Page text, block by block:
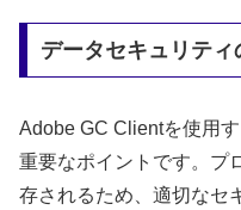
データセキュリティ
Adobe GC Clientを使用
重要なポイントです。プ
存されるため、適切なセ